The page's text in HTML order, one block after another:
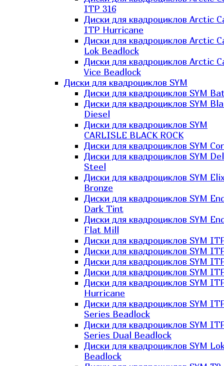
ITP 316
Диски для квадроциклов Arctic
ITP Hurricane
Диски для квадроциклов Arctic
Lok Beadlock
Диски для квадроциклов Arctic
Vice Beadlock
Диски для квадроциклов SYM
Диски для квадроциклов SYM
Диски для квадроциклов SYM
Diesel
Диски для квадроциклов SYM
CARLISLE BLACK ROCK
Диски для квадроциклов SYM
Диски для квадроциклов SYM
Steel
Диски для квадроциклов SYM
Bronze
Диски для квадроциклов SYM
Dark Tint
Диски для квадроциклов SYM
Flat Mill
Диски для квадроциклов SYM
Диски для квадроциклов SYM
Диски для квадроциклов SYM
Диски для квадроциклов SYM
Диски для квадроциклов SYM
Hurricane
Диски для квадроциклов SYM
Series Beadlock
Диски для квадроциклов SYM
Series Dual Beadlock
Диски для квадроциклов SYM
Beadlock